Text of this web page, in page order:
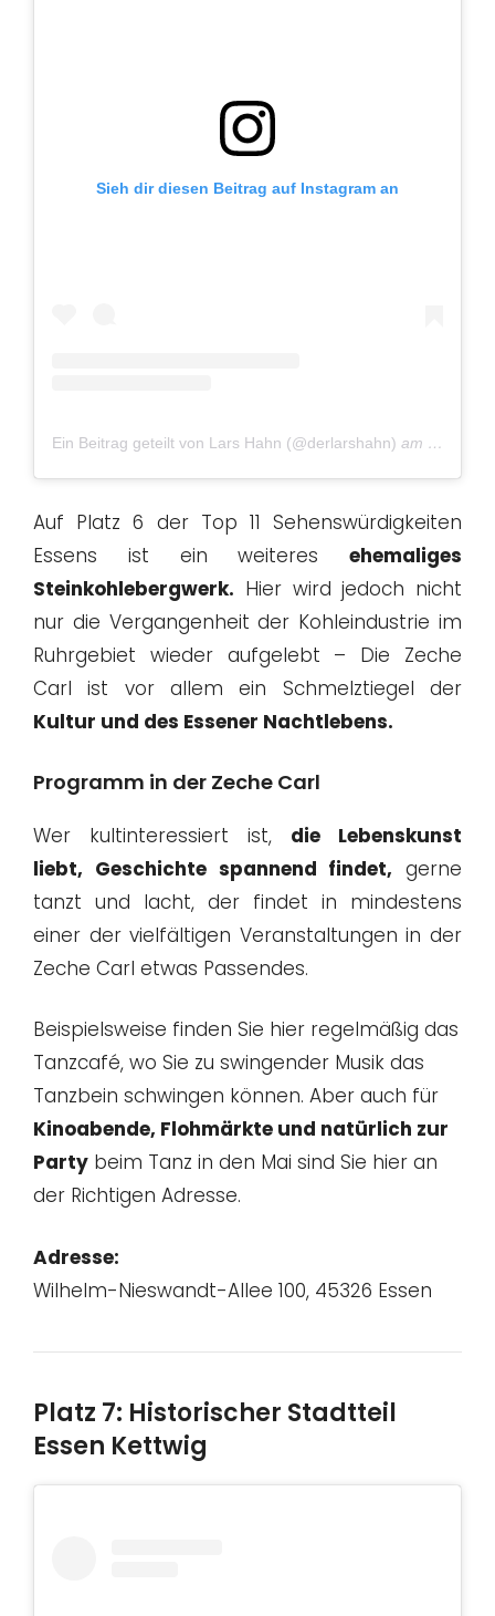
Sieh dir diesen Beitrag auf Instagram an
Ein Beitrag geteilt von Lars Hahn (@derlarshahn) am Jan 25,
Auf Platz 6 der Top 11 Sehenswürdigkeiten
Essens ist ein weiteres ehemaliges
Steinkohlebergwerk. Hier wird jedoch nicht
nur die Vergangenheit der Kohleindustrie im
Ruhrgebiet wieder aufgelebt – Die Zeche
Carl ist vor allem ein Schmelztiegel der
Kultur und des Essener Nachtlebens.
Programm in der Zeche Carl
Wer kultinteressiert ist, die Lebenskunst
liebt, Geschichte spannend findet, gerne
tanzt und lacht, der findet in mindestens
einer der vielfältigen Veranstaltungen in der
Zeche Carl etwas Passendes.
Beispielsweise finden Sie hier regelmäßig das
Tanzcafé, wo Sie zu swingender Musik das
Tanzbein schwingen können. Aber auch für
Kinoabende, Flohmärkte und natürlich zur
Party beim Tanz in den Mai sind Sie hier an
der Richtigen Adresse.
Adresse:
Wilhelm-Nieswandt-Allee 100, 45326 Essen
Platz 7: Historischer Stadtteil
Essen Kettwig